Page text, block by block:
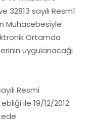
32813 sayılı Resmî
Muhasebesiyle
Ortamda
uygulanacağı
Resmi
ile 19/12/2012